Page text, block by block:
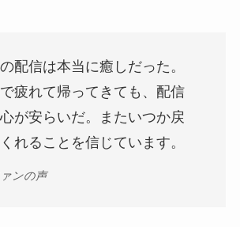
配信は本当に癒しだった。
疲れて帰ってきても、配信
が安らいだ。またいつか戻
れることを信じています。
ンの声